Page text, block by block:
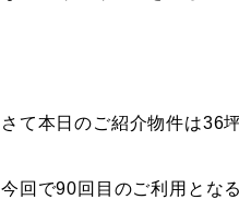
さて本日のご紹介物件は36
今回で90回目のご利用とな